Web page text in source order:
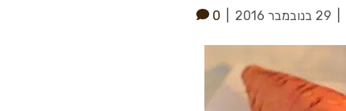
29 בנובמבר 2016 0